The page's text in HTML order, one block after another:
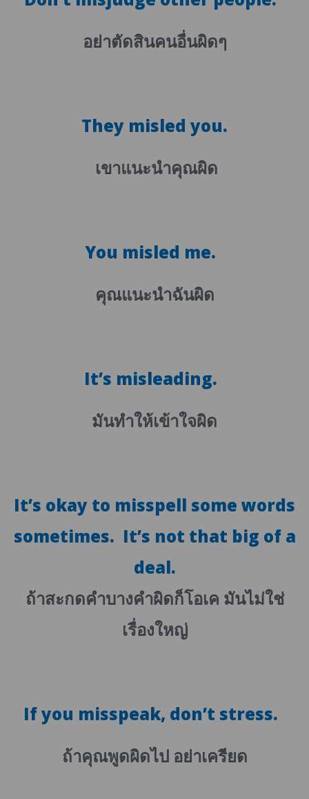
อย่าตัดสินคนอื่นผิดๆ
They misled you.
เขาแนะนำคุณผิด
You misled me.
คุณแนะนำฉันผิด
It’s misleading.
มันทำให้เข้าใจผิด
It’s okay to misspell some words
sometimes. It’s not that big of a
deal.
ถ้าสะกดคำบางคำผิดก็โอเค มันไม่ใช่
เรื่องใหญ่
If you misspeak, don’t stress.
ถ้าคุณพูดผิดไป อย่าเครียด